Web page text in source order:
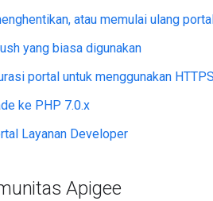
atau memulai ulang
yang biasa digunakan
portal untuk menggunakan HTTPS
ke PHP 7.0.x
Layanan Developer
Apigee